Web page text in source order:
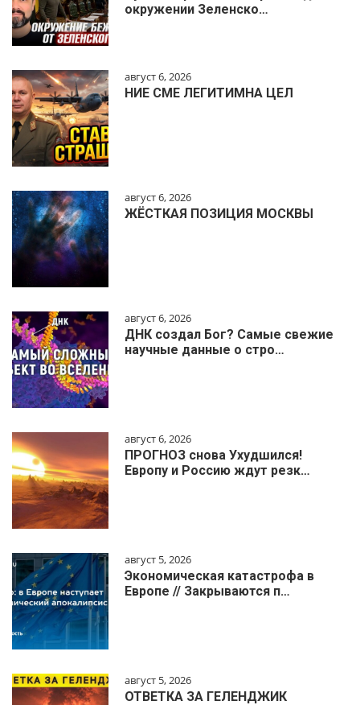
окружении Зеленско…
август 6, 2026
НИЕ СМЕ ЛЕГИТИМНА ЦЕЛ
август 6, 2026
ЖЁСТКАЯ ПОЗИЦИЯ МОСКВЫ
август 6, 2026
ДНК создал Бог? Самые свежие
научные данные о стро…
август 6, 2026
ПРОГНОЗ снова Ухудшился!
Европу и Россию ждут резк…
август 5, 2026
Экономическая катастрофа в
Европе // Закрываются п…
август 5, 2026
ОТВЕТКА ЗА ГЕЛЕНДЖИК